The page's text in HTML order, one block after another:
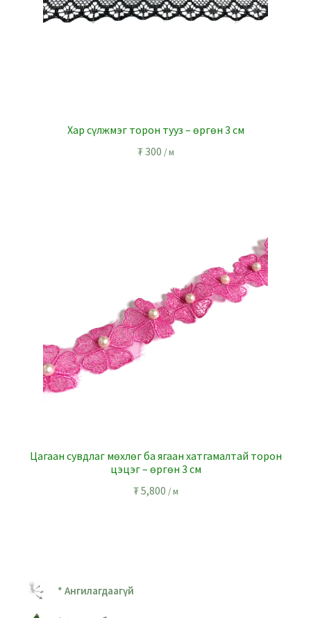
Хар сүлжмэг торон тууз – өргөн 3 см
₮300 / м
Цагаан сувдлаг мөхлөг ба ягаан хатгамалтай торон
цэцэг – өргөн 3 см
₮5,800 / м
* Ангилагдаагүй